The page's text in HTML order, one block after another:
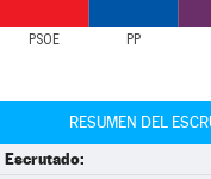
PSOE PP
RESUMEN DEL
Escrutado: